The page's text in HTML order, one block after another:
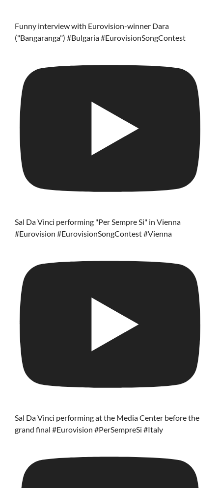
Funny interview with Eurovision-winner Dara
("Bangaranga") #Bulgaria #EurovisionSongContest
Sal Da Vinci performing "Per Sempre Si" in Vienna
#Eurovision #EurovisionSongContest #Vienna
Sal Da Vinci performing at the Media Center before the
grand final #Eurovision #PerSempreSi #Italy